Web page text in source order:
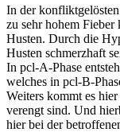
In der konfliktgelösten
zu sehr hohem Fieber
Husten. Durch die
Husten schmerzhaft
In pcl-A-Phase
welches in pcl-B-
Weiters kommt es
verengt sind. Und
hier bei der